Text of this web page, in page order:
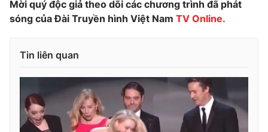
Mời quý độc giả theo dõi các chương trình đã phát
sóng của Đài Truyền hình Việt Nam TV Online.
Tin liên quan